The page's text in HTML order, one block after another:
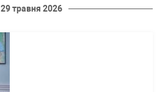
29 травня 2026